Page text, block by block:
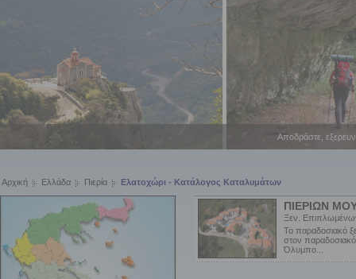
Αποδράστε,
Αρχική Ελλάδα Πιερία Ελατοχώρι - Κατάλογος Καταλυμάτων
ΠΙΕΡΙΩΝ
Ξεν.
Το παραδοσιακό
στον
Όλυμπο...